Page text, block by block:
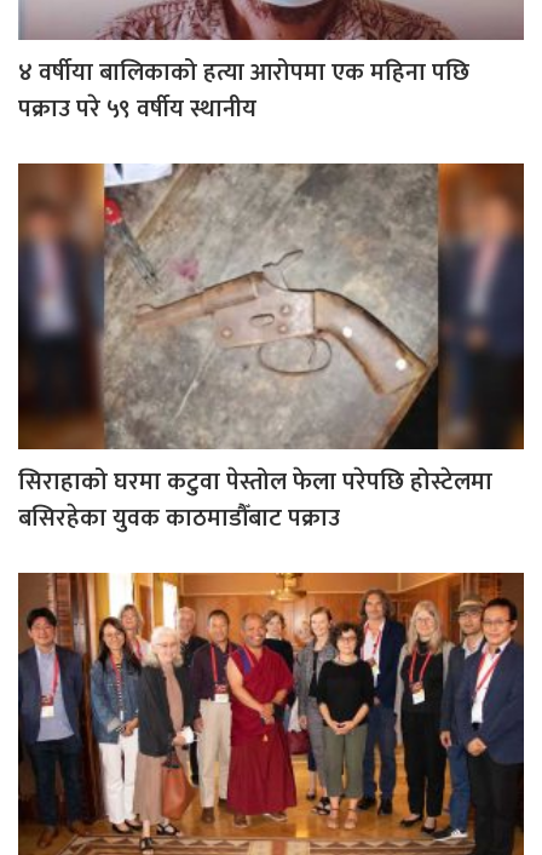
४ वर्षीया बालिकाको हत्या आरोपमा एक महिना पछि
पक्राउ परे ५९ वर्षीय स्थानीय
सिराहाको घरमा कटुवा पेस्तोल फेला परेपछि होस्टेलमा
बसिरहेका युवक काठमाडौँबाट पक्राउ